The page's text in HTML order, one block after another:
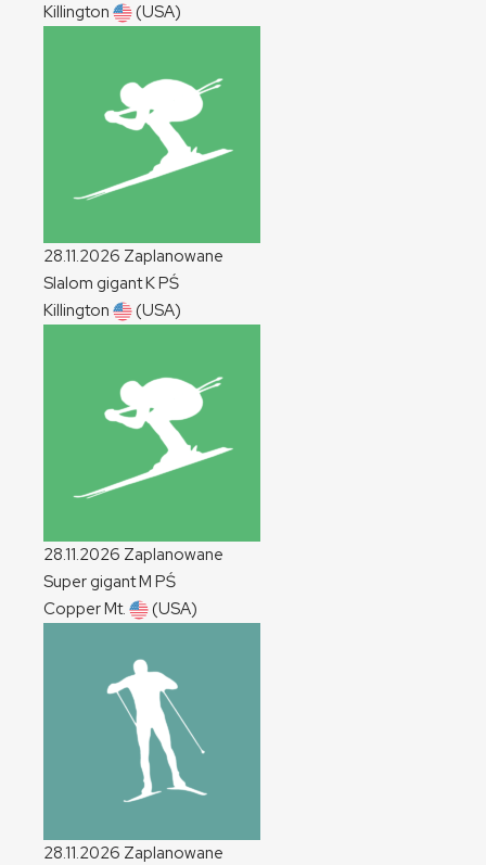
Killington
(USA)
28.11.2026 Zaplanowane
Slalom gigantKPŚ
Killington
(USA)
28.11.2026 Zaplanowane
Super gigantM PŚ
Copper Mt.
(USA)
28.11.2026 Zaplanowane